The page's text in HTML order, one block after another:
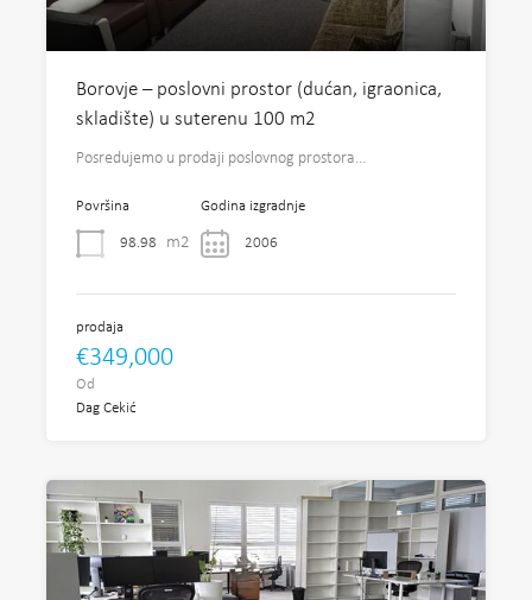
Borovje – poslovni prostor (dućan, igraonica,
skladište) u suterenu 100 m2
Posredujemo u prodaji poslovnog prostora…
Površina
98.98 m2
Godina izgradnje
2006
prodaja
€349,000
Od
Dag Cekić